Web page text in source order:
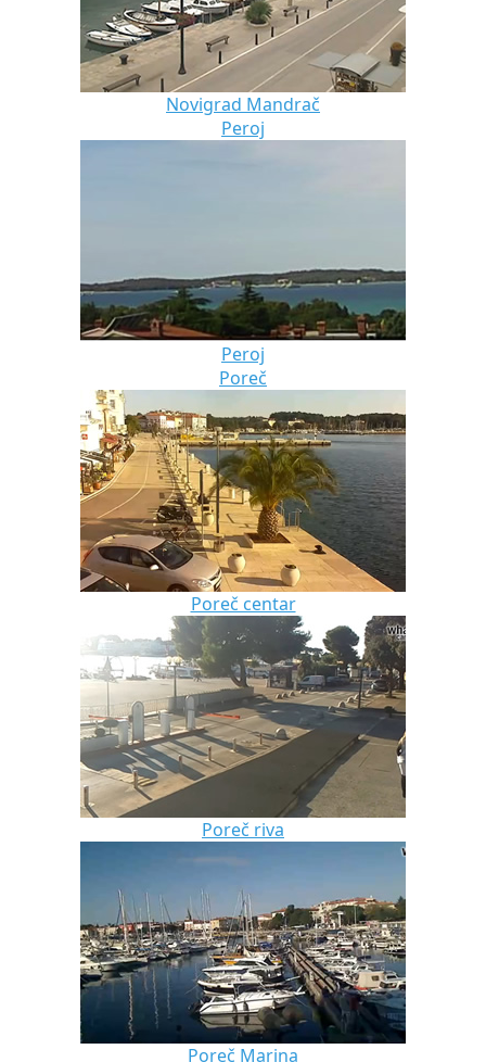
Novigrad Mandrač
Peroj
Peroj
Poreč
Poreč centar
Poreč riva
Poreč Marina